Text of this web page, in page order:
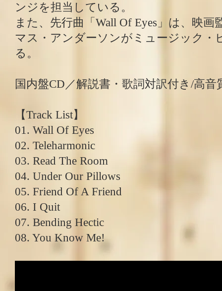
ンジを担当している。
また、先行曲「Wall Of Eyes」は、映
マス・アンダーソンがミュージック・
る。
国内盤CD／解説書・歌詞対訳付き/高音
【Track List】
01. Wall Of Eyes
02. Teleharmonic
03. Read The Room
04. Under Our Pillows
05. Friend Of A Friend
06. I Quit
07. Bending Hectic
08. You Know Me!